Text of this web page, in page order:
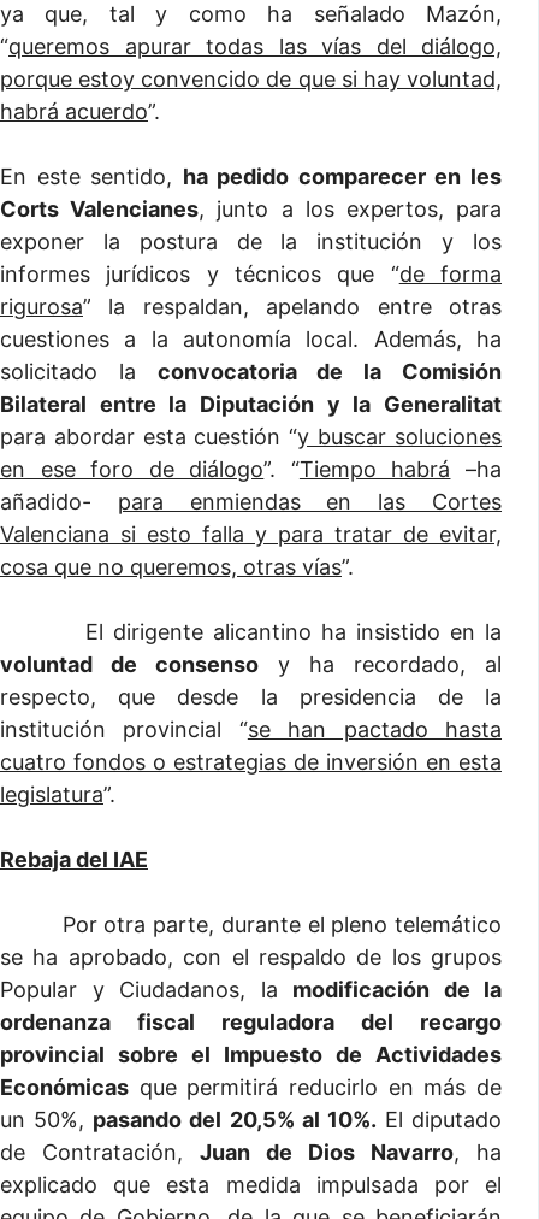
ya que, tal y como ha señalado Mazón,
“queremos apurar todas las vías del diálogo,
porque estoy convencido de que si hay voluntad,
habrá acuerdo”.
En este sentido, ha pedido comparecer en les
Corts Valencianes, junto a los expertos, para
exponer la postura de la institución y los
informes jurídicos y técnicos que “de forma
rigurosa” la respaldan, apelando entre otras
cuestiones a la autonomía local. Además, ha
solicitado la convocatoria de la Comisión
Bilateral entre la Diputación y la Generalitat
para abordar esta cuestión “y buscar soluciones
en ese foro de diálogo”. “Tiempo habrá –ha
añadido- para enmiendas en las Cortes
Valenciana si esto falla y para tratar de evitar,
cosa que no queremos, otras vías”.
El dirigente alicantino ha insistido en la
voluntad de consenso y ha recordado, al
respecto, que desde la presidencia de la
institución provincial “se han pactado hasta
cuatro fondos o estrategias de inversión en esta
legislatura”.
Rebaja del IAE
Por otra parte, durante el pleno telemático
se ha aprobado, con el respaldo de los grupos
Popular y Ciudadanos, la modificación de la
ordenanza fiscal reguladora del recargo
provincial sobre el Impuesto de Actividades
Económicas que permitirá reducirlo en más de
un 50%, pasando del 20,5% al 10%. El diputado
de Contratación, Juan de Dios Navarro, ha
explicado que esta medida impulsada por el